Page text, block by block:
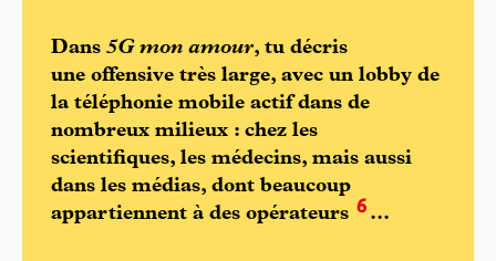
Dans 5G mon amour, tu décris
une offensive très large, avec un lobby de
la téléphonie mobile actif dans de
nombreux milieux : chez les
scientifiques, les médecins, mais aussi
dans les médias, dont beaucoup
appartiennent à des opérateurs 6 ...